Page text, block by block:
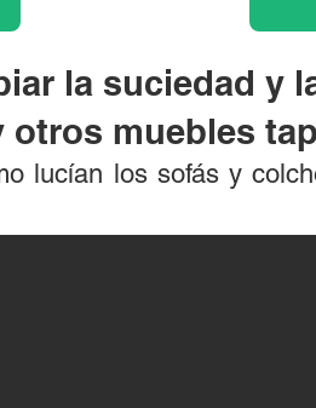
la suciedad y
otros muebles
lucían los sofás y